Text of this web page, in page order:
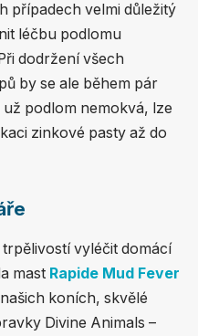
případech velmi důležitý
léčbu podlomu
dodržení všech
by se ale během pár
podlom nemokvá, lze
zinkové pasty až do
vyléčit domácí
mast Rapide Mud Fever
koních, skvělé
Divine Animals –